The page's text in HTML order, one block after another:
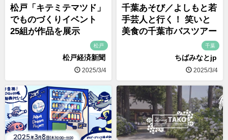
松戸「キテミテマツド」
でものづくりイベント
25組が作品を展示
松戸
松戸経済新聞
2025/3/4
千葉あそび／よしもと若
手芸人と行く！ 笑いと
美食の千葉市バスツアー
千葉
ちばみなとjp
2025/3/4